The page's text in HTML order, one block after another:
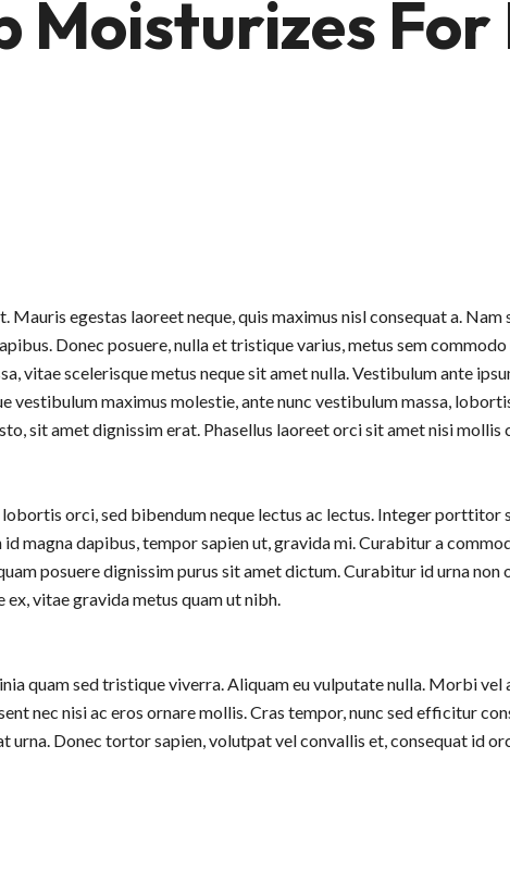
Moisturizes
egestas laoreet neque, quis maximus nisl consequat a. Nam
Donec posuere, nulla et tristique varius, metus sem
vitae scelerisque metus neque sit amet nulla. Vestibulum ante
vestibulum maximus molestie, ante nunc vestibulum massa,
sit amet dignissim erat. Phasellus laoreet orci sit amet nisi mollis
orci, sed bibendum neque lectus ac lectus. Integer
magna dapibus, tempor sapien ut, gravida mi. Curabitur a
posuere dignissim purus sit amet dictum. Curabitur id urna
vitae gravida metus quam ut nibh.
quam sed tristique viverra. Aliquam eu vulputate nulla. Morbi
nec nisi ac eros ornare mollis. Cras tempor, nunc sed efficitur
Donec tortor sapien, volutpat vel convallis et, consequat id